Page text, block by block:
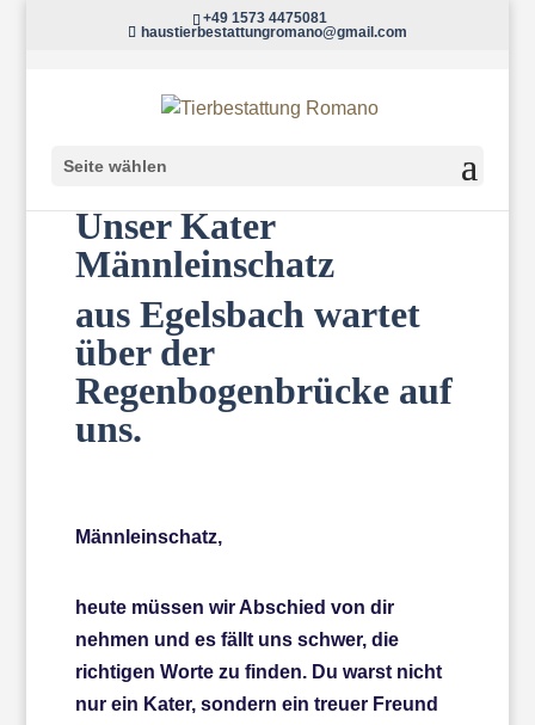
+49 1573 4475081
haustierbestattungromano@gmail.com
Seite wählen
Unser Kater
Männleinschatz
aus Egelsbach wartet
über der
Regenbogenbrücke auf
uns.
Männleinschatz,
heute müssen wir Abschied von dir
nehmen und es fällt uns schwer, die
richtigen Worte zu finden. Du warst nicht
nur ein Kater, sondern ein treuer Freund